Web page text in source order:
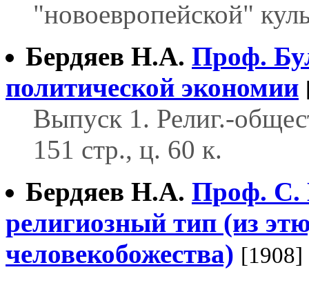
"новоевропейской"
Бердяев Н.А. Проф.
политической экономии
Выпуск 1. Религ.-
151 стр., ц. 60 к.
Бердяев Н.А. Проф. С.
религиозный тип (из
человекобожества) [1908]